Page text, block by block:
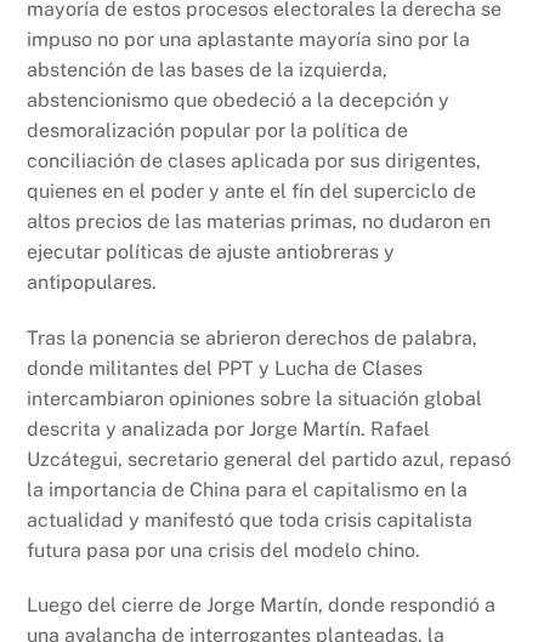
mayoría de estos procesos electorales la derecha se
impuso no por una aplastante mayoría sino por la
abstención de las bases de la izquierda,
abstencionismo que obedeció a la decepción y
desmoralización popular por la política de
conciliación de clases aplicada por sus dirigentes,
quienes en el poder y ante el fín del superciclo de
altos precios de las materias primas, no dudaron en
ejecutar políticas de ajuste antiobreras y
antipopulares.
Tras la ponencia se abrieron derechos de palabra,
donde militantes del PPT y Lucha de Clases
intercambiaron opiniones sobre la situación global
descrita y analizada por Jorge Martín. Rafael
Uzcátegui, secretario general del partido azul, repasó
la importancia de China para el capitalismo en la
actualidad y manifestó que toda crisis capitalista
futura pasa por una crisis del modelo chino.
Luego del cierre de Jorge Martín, donde respondió a
una avalancha de interrogantes planteadas, la